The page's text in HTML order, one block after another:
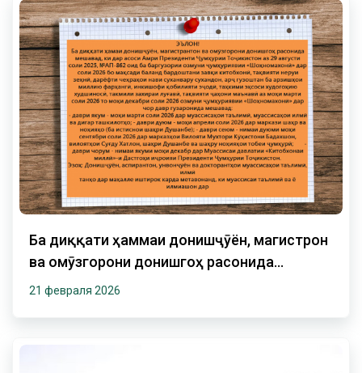
Ба диққати ҳаммаи донишҷӯён, магистрон
ва омӯзгорони донишгоҳ расонида
мешавад ки,....
21 февраля 2026